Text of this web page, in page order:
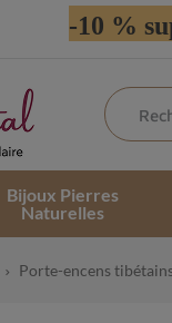
-10 %
Bijoux Pierres
Naturelles
Porte-encens